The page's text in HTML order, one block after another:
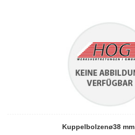
Kuppelbolzenø38